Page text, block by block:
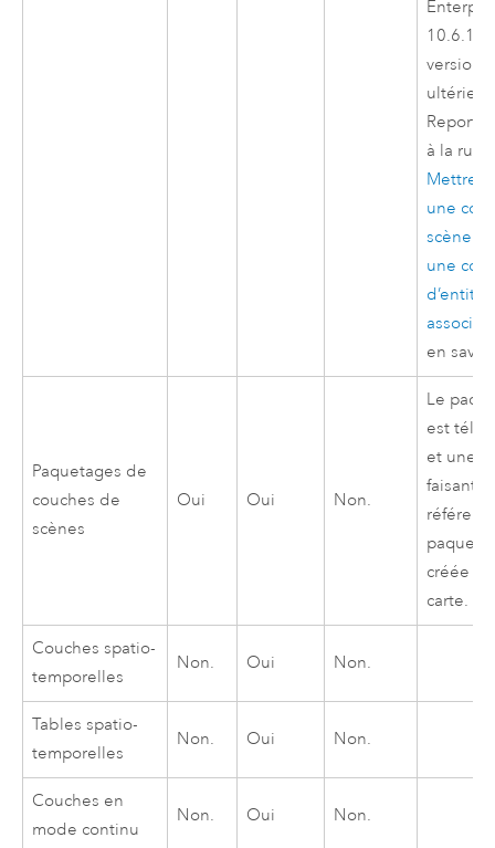
10.6.1
versions
à la
Mettre
une
scène
une
d’entités
associée
en
Paquetages de
couches de
scènes
Oui Oui Non.
Le
est
et une
faisant
créée
carte.
Couches spatio-
temporelles
Non. Oui Non.
Tables spatio-
temporelles
Non. Oui Non.
Couches en
mode continu
Non. Oui Non.